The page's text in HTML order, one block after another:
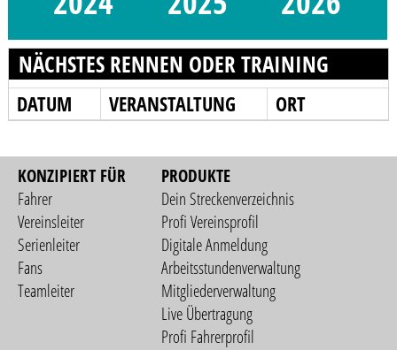
NÄCHSTES RENNEN ODER TRAINING
DATUM VERANSTALTUNG ORT
KONZIPIERT FÜR
Fahrer
Vereinsleiter
Serienleiter
Fans
Teamleiter
PRODUKTE
Dein Streckenverzeichnis
Profi Vereinsprofil
Digitale Anmeldung
Arbeitsstundenverwaltung
Mitgliederverwaltung
Live Übertragung
Profi Fahrerprofil